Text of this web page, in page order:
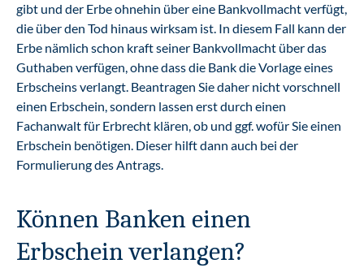
gibt und der Erbe ohnehin über eine Bankvollmacht verfügt,
die über den Tod hinaus wirksam ist. In diesem Fall kann der
Erbe nämlich schon kraft seiner Bankvollmacht über das
Guthaben verfügen, ohne dass die Bank die Vorlage eines
Erbscheins verlangt. Beantragen Sie daher nicht vorschnell
einen Erbschein, sondern lassen erst durch einen
Fachanwalt für Erbrecht klären, ob und ggf. wofür Sie einen
Erbschein benötigen. Dieser hilft dann auch bei der
Formulierung des Antrags.
Können Banken einen
Erbschein verlangen?